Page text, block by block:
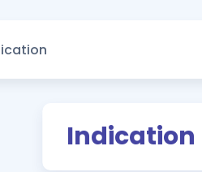
Indication